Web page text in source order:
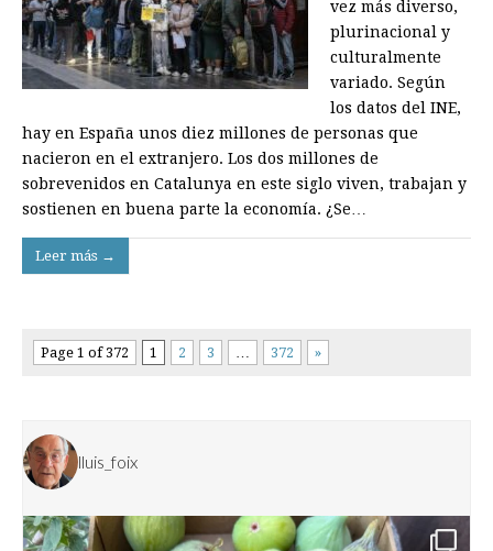
vez más diverso,
plurinacional y
culturalmente
variado. Según
los datos del INE,
hay en España unos diez millones de personas que
nacieron en el extranjero. Los dos millones de
sobrevenidos en Catalunya en este siglo viven, trabajan y
sostienen en buena parte la economía. ¿Se…
Leer más →
Page 1 of 372 1 2 3 … 372 »
lluis_foix